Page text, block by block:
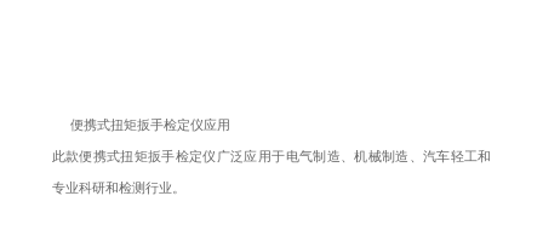
便携式扭矩扳手检定仪应用
此款便携式扭矩扳手检定仪广泛应用于电气制造、机械制造、汽车轻工和
专业科研和检测行业。